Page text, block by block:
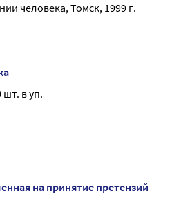
человека, Томск, 1999 г.
шт. в уп.
на принятие претензий